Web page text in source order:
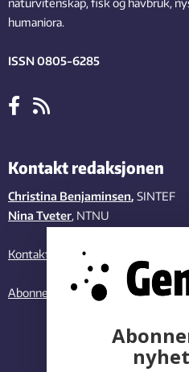
naturvitenskap, fisk og havbruk,
humaniora.
ISSN 0805-6285
Kontakt redaksjonen
Christina Benjaminsen, SINTEF
Nina Tveter, NTNU
Kontakt oss
Abonner på vårt nyhetsbrev